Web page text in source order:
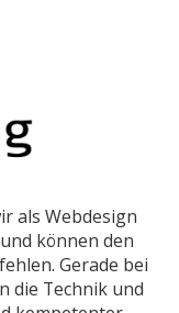
als Webdesign
können den
Gerade bei
die Technik und